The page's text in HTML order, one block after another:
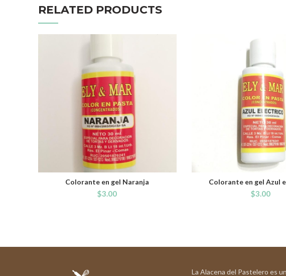
RELATED PRODUCTS
ADD TO CART
Colorante en gel Naranja
$3.00
ADD TO CART
Colorante en gel Azul
$3.00
La Alacena del Pastelero es